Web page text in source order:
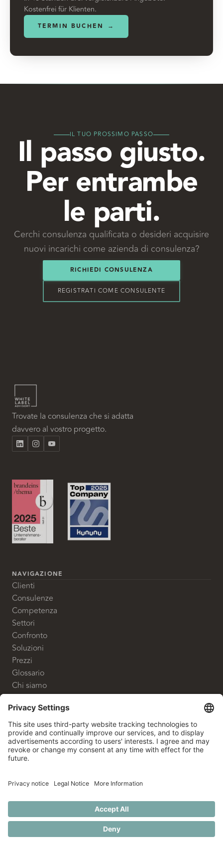
Kostenfrei für Klienten.
TERMIN BUCHEN →
IL TUO PROSSIMO PASSO
Il passo giusto.
Per entrambe
le parti.
Cerchi consulenza qualificata o desideri acquisire
nuovi incarichi come azienda di consulenza?
RICHIEDI CONSULENZA
REGISTRATI COME CONSULENTE
Trovate la consulenza che si adatta
davvero al vostro progetto.
NAVIGAZIONE
Clienti
Consulenze
Competenza
Settori
Confronto
Soluzioni
Prezzi
Glossario
Chi siamo
White Label Advisory GmbH
Shanghaiallee 9
20457 Hamburg
info@whitelabeladvisory.de
© 2026 White Label Advisory. Alle Rechte vorbehalten.
PRIVACY | NOTE | TUTELA DEI | CODICE | TERMINI